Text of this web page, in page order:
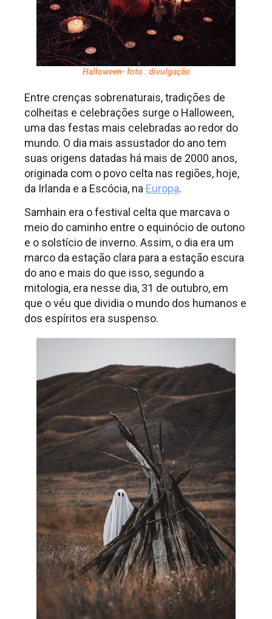
Halloween- foto : divulgação
Entre crenças sobrenaturais, tradições de
colheitas e celebrações surge o Halloween,
uma das festas mais celebradas ao redor do
mundo. O dia mais assustador do ano tem
suas origens datadas há mais de 2000 anos,
originada com o povo celta nas regiões, hoje,
da Irlanda e a Escócia, na Europa.
Samhain era o festival celta que marcava o
meio do caminho entre o equinócio de outono
e o solstício de inverno. Assim, o dia era um
marco da estação clara para a estação escura
do ano e mais do que isso, segundo a
mitologia, era nesse dia, 31 de outubro, em
que o véu que dividia o mundo dos humanos e
dos espíritos era suspenso.